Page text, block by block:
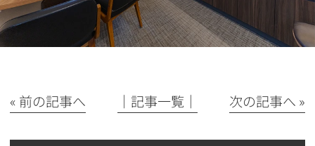
« 前の記事へ │記事一覧│ 次の記事へ »